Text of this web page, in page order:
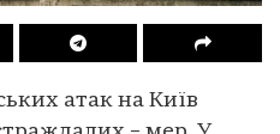
атак на Київ